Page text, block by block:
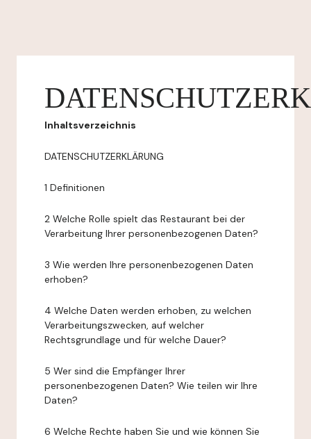
Inhaltsverzeichnis
DATENSCHUTZERKLÄRUNG
1 Definitionen
2 Welche Rolle spielt das Restaurant bei der
Verarbeitung Ihrer personenbezogenen Daten?
3 Wie werden Ihre personenbezogenen Daten
erhoben?
4 Welche Daten werden erhoben, zu welchen
Verarbeitungszwecken, auf welcher
Rechtsgrundlage und für welche Dauer?
5 Wer sind die Empfänger Ihrer
personenbezogenen Daten? Wie teilen wir Ihre
Daten?
6 Welche Rechte haben Sie und wie können Sie